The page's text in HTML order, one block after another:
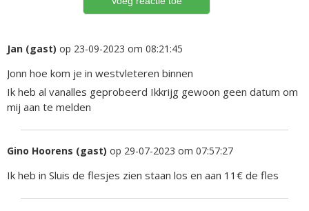
Jan (gast) op 23-09-2023 om 08:21:45
Jonn hoe kom je in westvleteren binnen
Ik heb al vanalles geprobeerd Ikkrijg gewoon geen datum om
mij aan te melden
Gino Hoorens (gast) op 29-07-2023 om 07:57:27
Ik heb in Sluis de flesjes zien staan los en aan 11€ de fles